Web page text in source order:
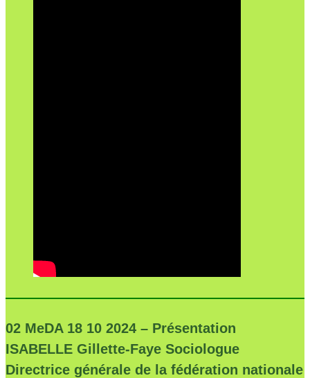
02 MeDA 18 10 2024 – Présentation
ISABELLE Gillette-Faye Sociologue
Directrice générale de la fédération nationale